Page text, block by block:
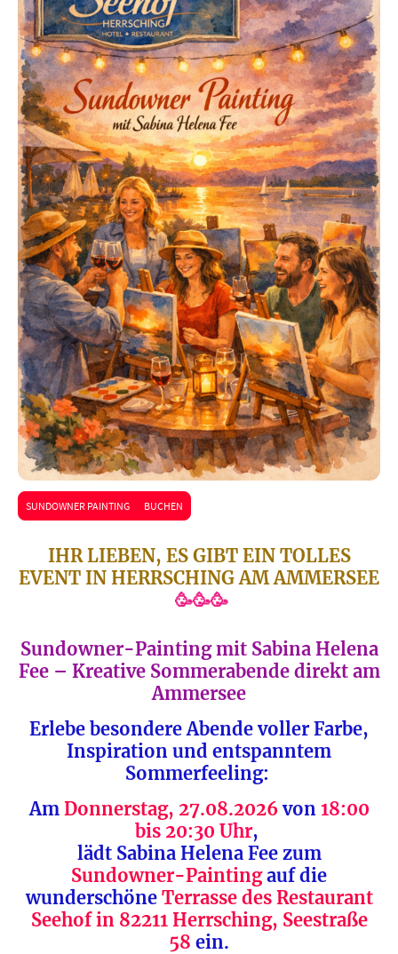
SUNDOWNER PAINTING BUCHEN
IHR LIEBEN, ES GIBT EIN TOLLES
EVENT IN HERRSCHING AM AMMERSEE
🥳🥳🥳
Sundowner-Painting mit Sabina Helena
Fee – Kreative Sommerabende direkt am
Ammersee
Erlebe besondere Abende voller Farbe,
Inspiration und entspanntem
Sommerfeeling:
Am Donnerstag, 27.08.2026von 18:00
bis 20:30 Uhr,
lädt Sabina Helena Fee zum
Sundowner-Paintingauf die
wunderschöne Terrasse des Restaurant
Seehof in 82211 Herrsching, Seestraße
58 ein.